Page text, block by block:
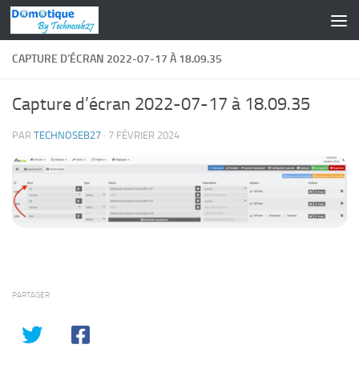
Skip to content
CAPTURE D’ÉCRAN 2022-07-17 À 18.09.35
Capture d’écran 2022-07-17 à 18.09.35
PAR TECHNOSEB27 · 7 FÉVRIER 2024
PARTAGER